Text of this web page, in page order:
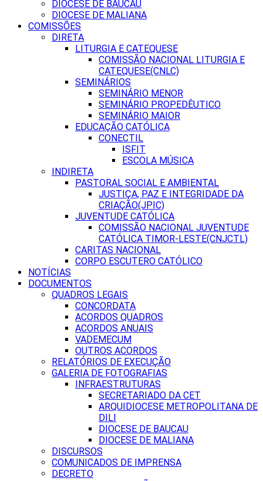
DIOCESE DE BAUCAU
DIOCESE DE MALIANA
COMISSÕES
DIRETA
LITURGIA E CATEQUESE
COMISSÃO NACIONAL LITURGIA E
CATEQUESE(CNLC)
SEMINÁRIOS
SEMINÁRIO MENOR
SEMINÁRIO PROPEDÊUTICO
SEMINÁRIO MAIOR
EDUCAÇÃO CATÓLICA
CONECTIL
ISFIT
ESCOLA MÚSICA
INDIRETA
PASTORAL SOCIAL E AMBIENTAL
JUSTIÇA, PAZ E INTEGRIDADE DA
CRIAÇÃO(JPIC)
JUVENTUDE CATÓLICA
COMISSÃO NACIONAL JUVENTUDE
CATÓLICA TIMOR-LESTE(CNJCTL)
CARITAS NACIONAL
CORPO ESCUTERO CATÓLICO
NOTÍCIAS
DOCUMENTOS
QUADROS LEGAIS
CONCORDATA
ACORDOS QUADROS
ACORDOS ANUAIS
VADEMECUM
OUTROS ACORDOS
RELATÓRIOS DE EXECUÇÃO
GALERIA DE FOTOGRAFIAS
INFRAESTRUTURAS
SECRETARIADO DA CET
ARQUIDIOCESE METROPOLITANA DE
DILI
DIOCESE DE BAUCAU
DIOCESE DE MALIANA
DISCURSOS
COMUNICADOS DE IMPRENSA
DECRETO